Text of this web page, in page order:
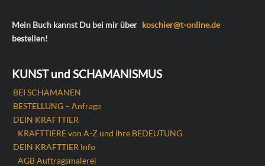
Mein Buch kannst Du bei mir über koschier@t-online.de
bestellen!
KUNST und SCHAMANISMUS
BEI SCHAMANEN
BESTELLUNG – Anfrage
DEIN KRAFTTIER
KRAFTTIERE von A-Z und ihre BEDEUTUNG
DEIN KRAFTTIER Info
AGB Auftragsmalerei